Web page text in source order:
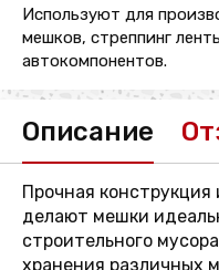
Используют для
мешков, стреппинг
автокомпонентов.
Описание
Прочная конструкция
делают мешки
строительного
хранения различных